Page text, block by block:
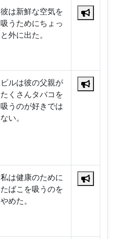
彼は新鮮な空気を
吸うためにちょっ
と外に出た。
ビルは彼の父親が
たくさんタバコを
吸うのが好きでは
ない。
私は健康のために
たばこを吸うのを
やめた。